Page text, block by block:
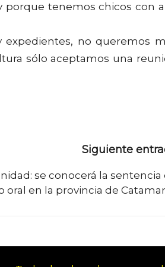
porque tenemos chicos con
expedientes, no queremos
sólo aceptamos una
Siguiente
se conocerá la sentencia
oral en la provincia de